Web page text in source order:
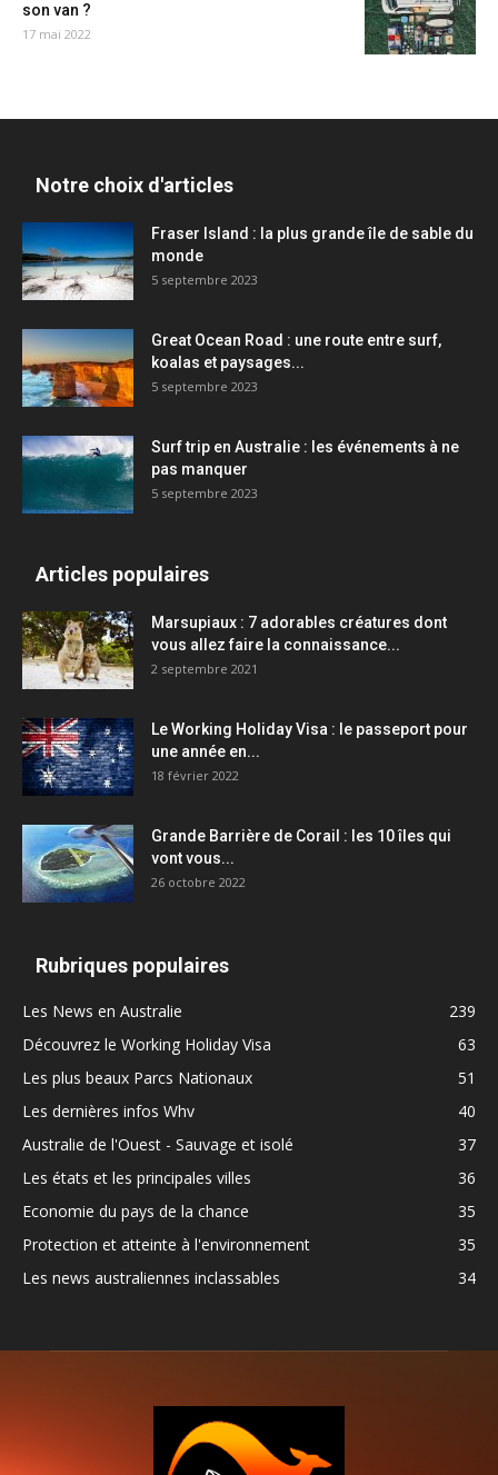
son van ?
17 mai 2022
Notre choix d'articles
Fraser Island : la plus grande île de sable du
monde
5 septembre 2023
Great Ocean Road : une route entre surf,
koalas et paysages...
5 septembre 2023
Surf trip en Australie : les événements à ne
pas manquer
5 septembre 2023
Articles populaires
Marsupiaux : 7 adorables créatures dont
vous allez faire la connaissance...
2 septembre 2021
Le Working Holiday Visa : le passeport pour
une année en...
18 février 2022
Grande Barrière de Corail : les 10 îles qui
vont vous...
26 octobre 2022
Rubriques populaires
Les News en Australie
239
Découvrez le Working Holiday Visa
63
Les plus beaux Parcs Nationaux
51
Les dernières infos Whv
40
Australie de l'Ouest - Sauvage et isolé
37
Les états et les principales villes
36
Economie du pays de la chance
35
Protection et atteinte à l'environnement
35
Les news australiennes inclassables
34